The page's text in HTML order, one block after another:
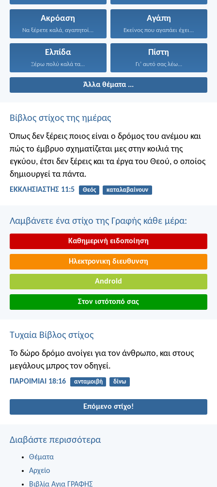
Ακρόαση
Να ξέρετε καλά, αγαπητοί...
Αγάπη
Εκείνος που αγαπάει έχει...
Ελπίδα
Ξέρω πολύ καλά τα...
Πίστη
Γι’ αυτό σας λέω...
Άλλα θέματα ...
Βίβλος στίχος της ημέρας
Όπως δεν ξέρεις ποιος είναι ο δρόμος του ανέμου και
πώς το έμβρυο σχηματίζεται μες στην κοιλιά της
εγκύου, έτσι δεν ξέρεις και τα έργα του Θεού, ο οποίος
δημιουργεί τα πάντα.
ΕΚΚΛΗΣΙΑΣΤΗΣ 11:5 Θεός καταλαβαίνουν
Λαμβάνετε ένα στίχο της Γραφής κάθε μέρα:
Καθημερινή ειδοποίηση
Ηλεκτρονικη διευθυνση
Android
Στον ιστότοπό σας
Τυχαία Βίβλος στίχος
Το δώρο δρόμο ανοίγει για τον άνθρωπο, και στους
μεγάλους μπρος τον οδηγεί.
ΠΑΡΟΙΜΙΑΙ 18:16 ανταμοιβή δίνω
Επόμενο στίχο!
Διαβάστε περισσότερα
Θέματα
Αρχείο
Βιβλία Αγια ΓΡΑΦΗΣ